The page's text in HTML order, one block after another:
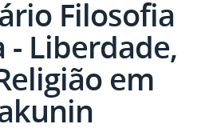
Filosofia
- Liberdade,
em